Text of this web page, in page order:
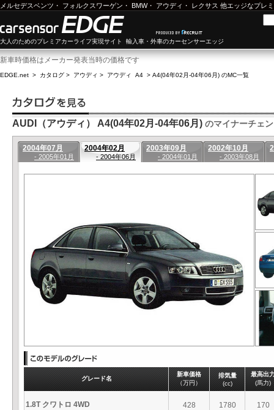
メルセデスベンツ ・ フォルクスワーゲン ・ BMW・ アウディ ・ レクサス 他エッジなプレ
大人のためのプレミアカーライフ実現サイト 輸入車・外車のカーセンサーエッジ
新車時価格はメーカー発表当時の価格です
EDGE.net > カタログ > アウディ > アウディ A4 > A4(04年02月-04年06月) のMC一覧
AUDI（アウディ） A4(04年02月-04年06月) のマイナーチェ
2004年07月
- 2005年01月
2004年02月
- 2004年06月
2003年09月
- 2004年01月
2002年10月
- 2003年08月
グレード名
新車価格
（万円）
排気量
(cc)
最高出
(馬力)
1.8T クワトロ 4WD 428 1780 170